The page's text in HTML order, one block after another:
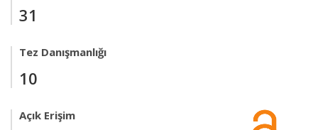
31
Tez Danışmanlığı
10
Açık Erişim